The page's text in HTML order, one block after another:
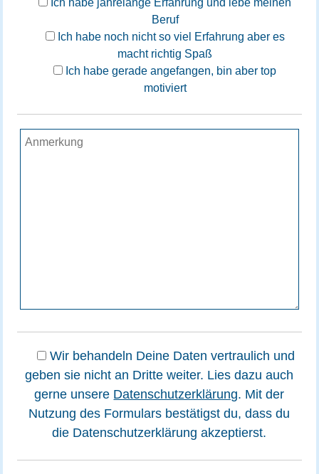
Ich habe jahrelange Erfahrung und lebe meinen
Beruf
Ich habe noch nicht so viel Erfahrung aber es
macht richtig Spaß
Ich habe gerade angefangen, bin aber top
motiviert
Wir behandeln Deine Daten vertraulich und
geben sie nicht an Dritte weiter. Lies dazu auch
gerne unsere Datenschutzerklärung. Mit der
Nutzung des Formulars bestätigst du, dass du
die Datenschutzerklärung akzeptierst.